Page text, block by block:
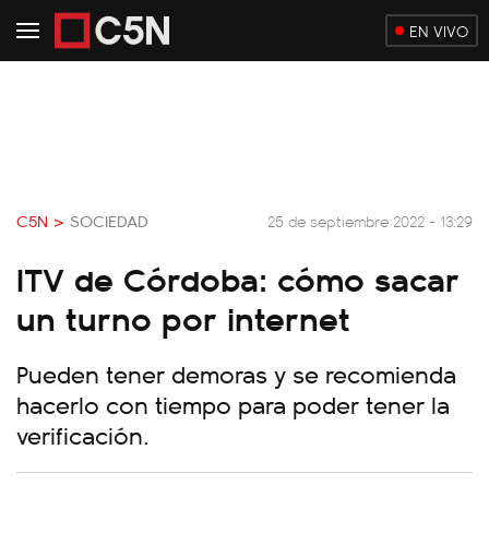
EN VIVO
C5N > SOCIEDAD 25 de septiembre 2022 - 13:29
ITV de Córdoba: cómo sacar
un turno por internet
Pueden tener demoras y se recomienda
hacerlo con tiempo para poder tener la
verificación.